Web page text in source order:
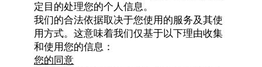
定目的处理您的个人信息。
我们的合法依据取决于您使用的服务及其使
用方式。这意味着我们仅基于以下理由收集
和使用您的信息：
您的同意